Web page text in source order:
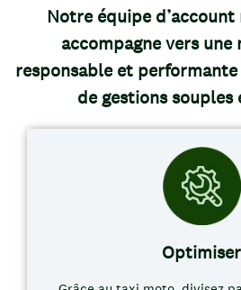
Notre équipe d’account
accompagne vers
responsable et
de gestions souples
Optimiser